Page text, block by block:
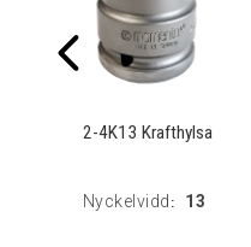
2-4K13 Krafthylsa
Nyckelvidd : 13